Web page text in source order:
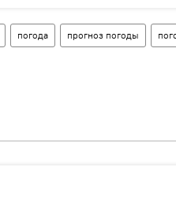
погода прогноз погоды